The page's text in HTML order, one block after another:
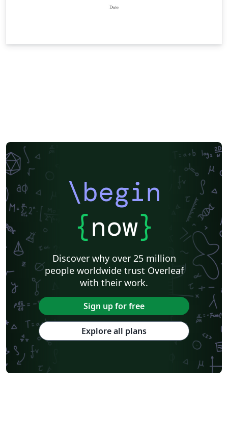
\begin
{now}
Discover why over 25 million
people worldwide trust Overleaf
with their work.
Sign up for free
Explore all plans